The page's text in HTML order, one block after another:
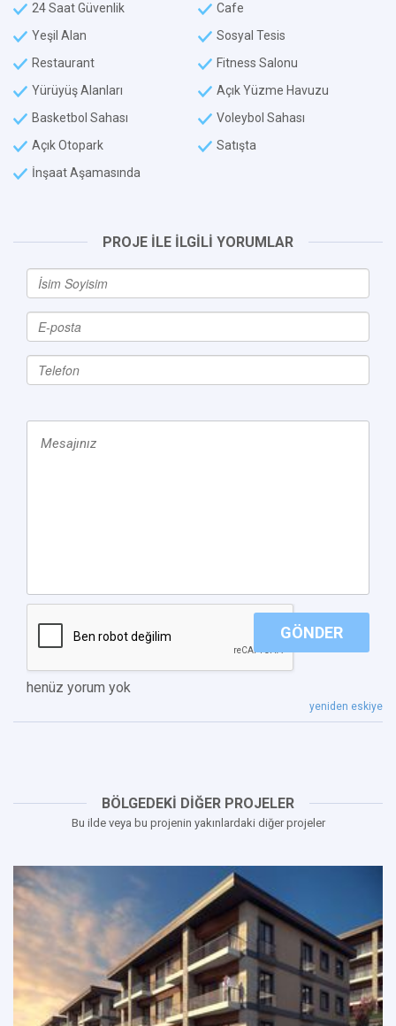
24 Saat Güvenlik
Cafe
Yeşil Alan
Sosyal Tesis
Restaurant
Fitness Salonu
Yürüyüş Alanları
Açık Yüzme Havuzu
Basketbol Sahası
Voleybol Sahası
Açık Otopark
Satışta
İnşaat Aşamasında
PROJE İLE İLGİLİ YORUMLAR
GÖNDER
henüz yorum yok
yeniden eskiye
BÖLGEDEKİ DİĞER PROJELER
Bu ilde veya bu projenin yakınlardaki diğer projeler